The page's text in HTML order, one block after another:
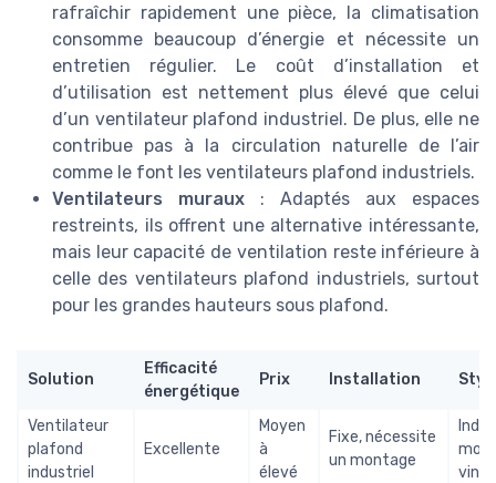
rafraîchir rapidement une pièce, la climatisation
consomme beaucoup d’énergie et nécessite un
entretien régulier. Le coût d’installation et
d’utilisation est nettement plus élevé que celui
d’un ventilateur plafond industriel. De plus, elle ne
contribue pas à la circulation naturelle de l’air
comme le font les ventilateurs plafond industriels.
Ventilateurs muraux : Adaptés aux espaces
restreints, ils offrent une alternative intéressante,
mais leur capacité de ventilation reste inférieure à
celle des ventilateurs plafond industriels, surtout
pour les grandes hauteurs sous plafond.
Solution
Efficacité
énergétique
Prix Installation
Ventilateur
plafond
industriel
Excellente
Moyen
à
élevé
Fixe, nécessite
un montage